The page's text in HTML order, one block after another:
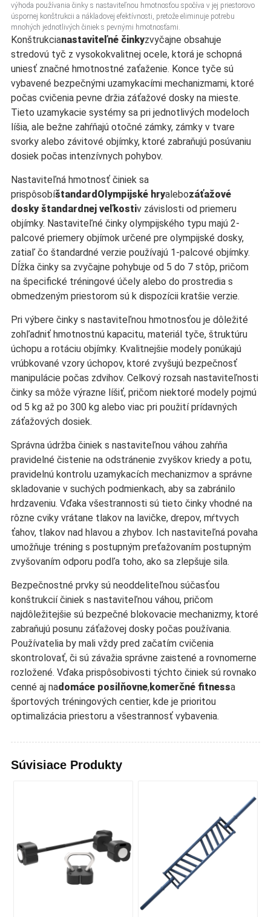
výhoda používania činky s nastaviteľnou hmotnosťou spočíva v jej priestorovo
úspornej konštrukcii a nákladovej efektívnosti, pretože eliminuje potrebu
mnohých jednotlivých činiek s pevnými hmotnosťami.
Konštrukcianastaviteľné činkyzvyčajne obsahuje
stredovú tyč z vysokokvalitnej ocele, ktorá je schopná
uniesť značné hmotnostné zaťaženie. Konce tyče sú
vybavené bezpečnými uzamykacími mechanizmami, ktoré
počas cvičenia pevne držia záťažové dosky na mieste.
Tieto uzamykacie systémy sa pri jednotlivých modeloch
líšia, ale bežne zahŕňajú otočné zámky, zámky v tvare
svorky alebo závitové objímky, ktoré zabraňujú posúvaniu
dosiek počas intenzívnych pohybov.
Nastaviteľná hmotnosť činiek sa
prispôsobíštandard Olympijské hryalebozáťažové
dosky štandardnej veľkostiv závislosti od priemeru
objímky. Nastaviteľné činky olympijského typu majú 2-
palcové priemery objímok určené pre olympijské dosky,
zatiaľ čo štandardné verzie používajú 1-palcové objímky.
Dĺžka činky sa zvyčajne pohybuje od 5 do 7 stôp, pričom
na špecifické tréningové účely alebo do prostredia s
obmedzeným priestorom sú k dispozícii kratšie verzie.
Pri výbere činky s nastaviteľnou hmotnosťou je dôležité
zohľadniť hmotnostnú kapacitu, materiál tyče, štruktúru
úchopu a rotáciu objímky. Kvalitnejšie modely ponúkajú
vrúbkované vzory úchopov, ktoré zvyšujú bezpečnosť
manipulácie počas zdvihov. Celkový rozsah nastaviteľnosti
činky sa môže výrazne líšiť, pričom niektoré modely pojmú
od 5 kg až po 300 kg alebo viac pri použití prídavných
záťažových dosiek.
Správna údržba činiek s nastaviteľnou váhou zahŕňa
pravidelné čistenie na odstránenie zvyškov kriedy a potu,
pravidelnú kontrolu uzamykacích mechanizmov a správne
skladovanie v suchých podmienkach, aby sa zabránilo
hrdzaveniu. Vďaka všestrannosti sú tieto činky vhodné na
rôzne cviky vrátane tlakov na lavičke, drepov, mŕtvych
ťahov, tlakov nad hlavou a zhybov. Ich nastaviteľná povaha
umožňuje tréning s postupným preťažovaním postupným
zvyšovaním odporu podľa toho, ako sa zlepšuje sila.
Bezpečnostné prvky sú neoddeliteľnou súčasťou
konštrukcií činiek s nastaviteľnou váhou, pričom
najdôležitejšie sú bezpečné blokovacie mechanizmy, ktoré
zabraňujú posunu záťažovej dosky počas používania.
Používatelia by mali vždy pred začatím cvičenia
skontrolovať, či sú závažia správne zaistené a rovnomerne
rozložené. Vďaka prispôsobivosti týchto činiek sú rovnako
cenné aj nadomáce posilňovne,komerčné fitnessa
športových tréningových centier, kde je prioritou
optimalizácia priestoru a všestrannosť vybavenia.
Súvisiace Produkty